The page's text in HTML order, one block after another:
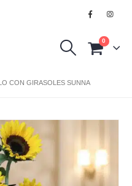
0
CON GIRASOLES SUNNA